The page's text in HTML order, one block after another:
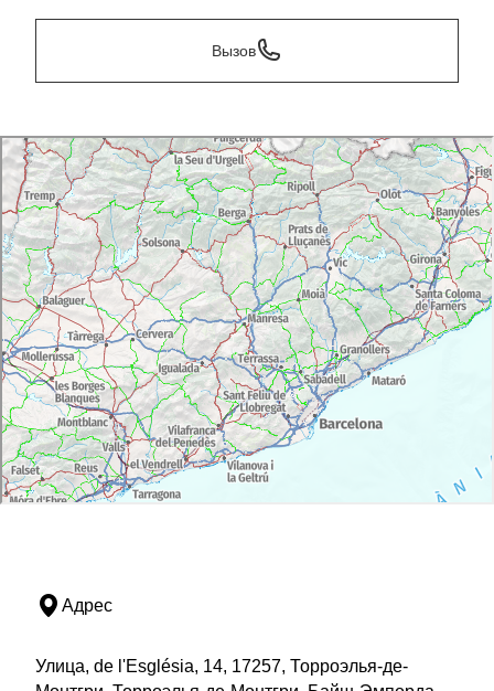
Вызов
Адрес
Улица, de l'Església, 14, 17257, Торроэлья-де-